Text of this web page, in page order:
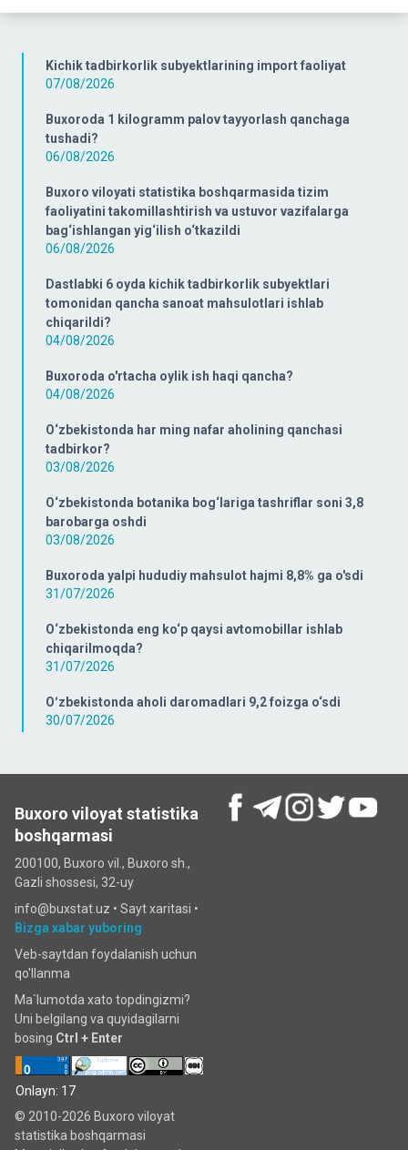
Kichik tadbirkorlik subyektlarining import faoliyat
07/08/2026
Buxoroda 1 kilogramm palov tayyorlash qanchaga
tushadi?
06/08/2026
Buxoro viloyati statistika boshqarmasida tizim
faoliyatini takomillashtirish va ustuvor vazifalarga
bag‘ishlangan yig‘ilish o‘tkazildi
06/08/2026
Dastlabki 6 oyda kichik tadbirkorlik subyektlari
tomonidan qancha sanoat mahsulotlari ishlab
chiqarildi?
04/08/2026
Buxoroda o'rtacha oylik ish haqi qancha?
04/08/2026
O‘zbekistonda har ming nafar aholining qanchasi
tadbirkor?
03/08/2026
O‘zbekistonda botanika bog‘lariga tashriflar soni 3,8
barobarga oshdi
03/08/2026
Buxoroda yalpi hududiy mahsulot hajmi 8,8% ga o'sdi
31/07/2026
O‘zbekistonda eng ko‘p qaysi avtomobillar ishlab
chiqarilmoqda?
31/07/2026
Oʻzbekistonda aholi daromadlari 9,2 foizga o‘sdi
30/07/2026
Buxoro viloyat statistika
boshqarmasi
200100, Buxoro vil., Buxoro sh.,
Gazli shossesi, 32-uy
info@buxstat.uz • Sayt xaritasi •
Bizga xabar yuboring
Veb-saytdan foydalanish uchun
qo'llanma
Ma`lumotda xato topdingizmi?
Uni belgilang va quyidagilarni
bosing Ctrl + Enter
Onlayn: 17
© 2010-2026 Buxoro viloyat
statistika boshqarmasi